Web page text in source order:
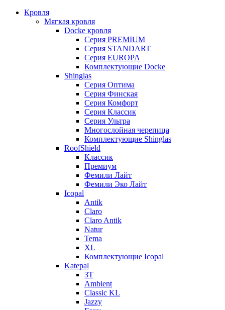
Кровля
Мягкая кровля
Docke кровля
Серия PREMIUM
Серия STANDART
Серия EUROPA
Комплектующие Docke
Shinglas
Серия Оптима
Серия Финская
Серия Комфорт
Серия Классик
Серия Ультра
Многослойная черепица
Комплектующие Shinglas
RoofShield
Классик
Премиум
Фемили Лайт
Фемили Эко Лайт
Icopal
Antik
Claro
Claro Antik
Natur
Tema
XL
Комплектующие Icopal
Katepal
3T
Ambient
Classic KL
Jazzy